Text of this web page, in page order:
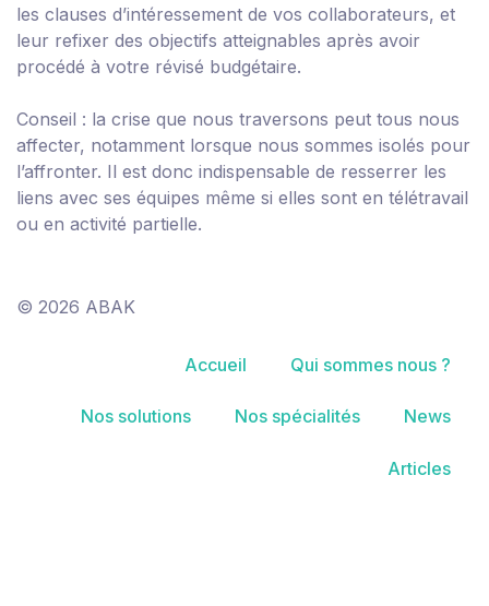
les clauses d’intéressement de vos collaborateurs, et
leur refixer des objectifs atteignables après avoir
procédé à votre révisé budgétaire.
Conseil : la crise que nous traversons peut tous nous
affecter, notamment lorsque nous sommes isolés pour
l’affronter. Il est donc indispensable de resserrer les
liens avec ses équipes même si elles sont en télétravail
ou en activité partielle.
© 2026 ABAK
Accueil Qui sommes nous ?
Nos solutions Nos spécialités News
Articles